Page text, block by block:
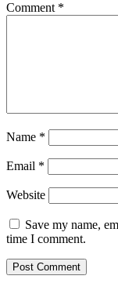
Comment *
Name *
Email *
Website
Save my name,
time I comment.